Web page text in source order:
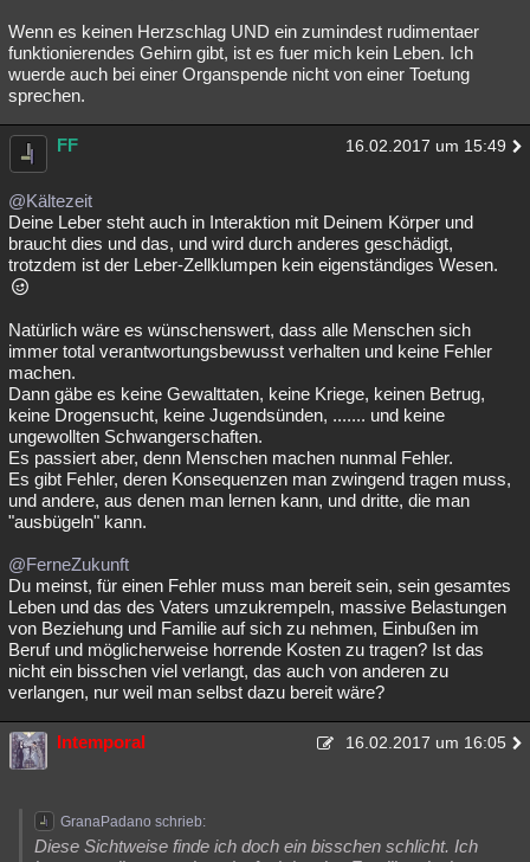
Wenn es keinen Herzschlag UND ein zumindest rudimentaer
funktionierendes Gehirn gibt, ist es fuer mich kein Leben. Ich
wuerde auch bei einer Organspende nicht von einer Toetung
sprechen.
FF 16.02.2017 um 15:49
@Kältezeit
Deine Leber steht auch in Interaktion mit Deinem Körper und
braucht dies und das, und wird durch anderes geschädigt,
trotzdem ist der Leber-Zellklumpen kein eigenständiges Wesen.
Natürlich wäre es wünschenswert, dass alle Menschen sich
immer total verantwortungsbewusst verhalten und keine Fehler
machen.
Dann gäbe es keine Gewalttaten, keine Kriege, keinen Betrug,
keine Drogensucht, keine Jugendsünden, ....... und keine
ungewollten Schwangerschaften.
Es passiert aber, denn Menschen machen nunmal Fehler.
Es gibt Fehler, deren Konsequenzen man zwingend tragen muss,
und andere, aus denen man lernen kann, und dritte, die man
"ausbügeln" kann.
@FerneZukunft
Du meinst, für einen Fehler muss man bereit sein, sein gesamtes
Leben und das des Vaters umzukrempeln, massive Belastungen
von Beziehung und Familie auf sich zu nehmen, Einbußen im
Beruf und möglicherweise horrende Kosten zu tragen? Ist das
nicht ein bisschen viel verlangt, das auch von anderen zu
verlangen, nur weil man selbst dazu bereit wäre?
Intemporal 16.02.2017 um 16:05
GranaPadano schrieb:
Diese Sichtweise finde ich doch ein bisschen schlicht. Ich